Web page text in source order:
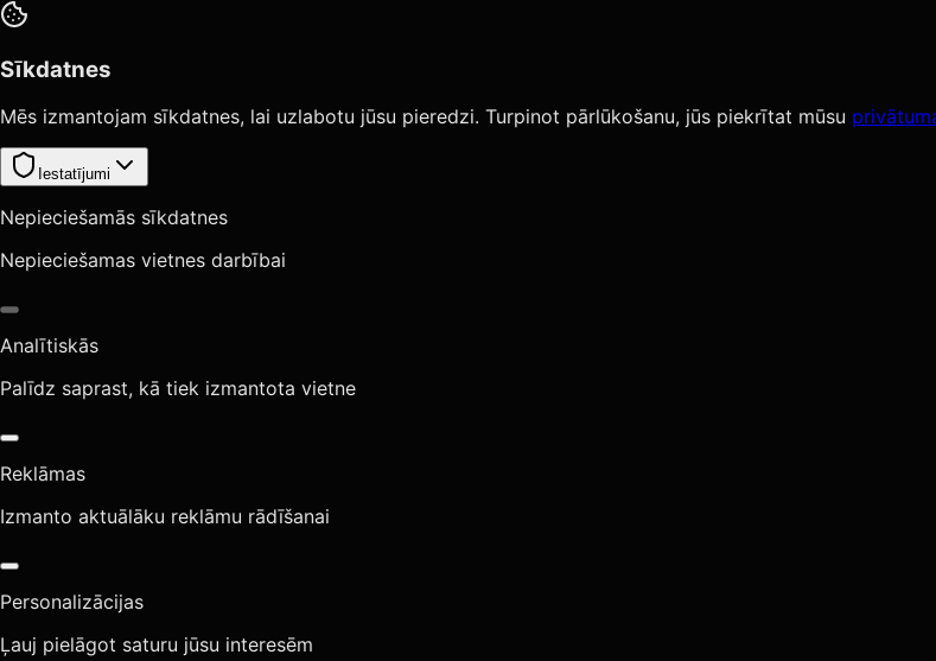
Sīkdatnes
Mēs izmantojam sīkdatnes, lai uzlabotu jūsu pieredzi. Turpinot pārlūkošanu, jūs piekrītat mūsu
Iestatījumi
Nepieciešamās sīkdatnes
Nepieciešamas vietnes darbībai
Analītiskās
Palīdz saprast, kā tiek izmantota vietne
Reklāmas
Izmanto aktuālāku reklāmu rādīšanai
Personalizācijas
Ļauj pielāgot saturu jūsu interesēm